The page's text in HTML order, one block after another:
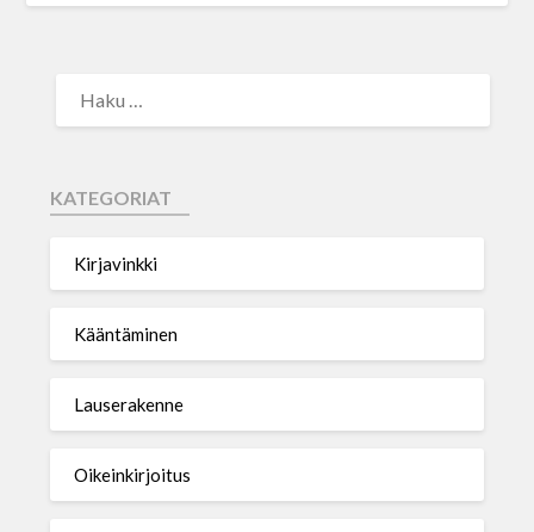
KATEGORIAT
Kirjavinkki
Kääntäminen
Lauserakenne
Oikeinkirjoitus